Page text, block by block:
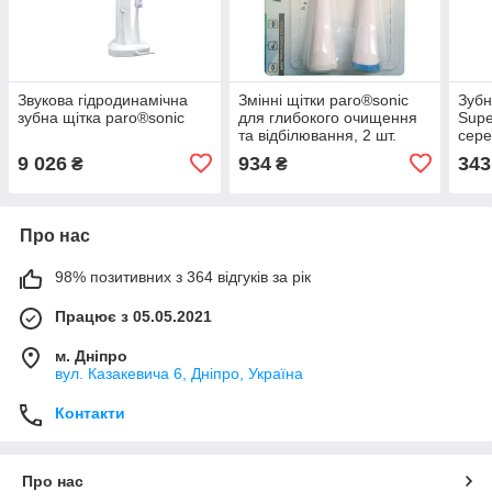
Звукова гідродинамічна
зубна щітка paro®sonic
9 026 ₴
Змінні щітки paro®sonic
для глибокого очищення
та відбілювання, 2 шт.
934₴ 343
Про нас
98% позитивних з 364 відгуків за рік
Працює з 05.05.2021
м. Дніпро
вул. Казакевича 6, Дніпро, Україна
Контакти
Про нас